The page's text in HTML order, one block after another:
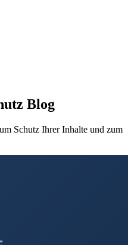
Blog
Schutz Ihrer Inhalte und zum